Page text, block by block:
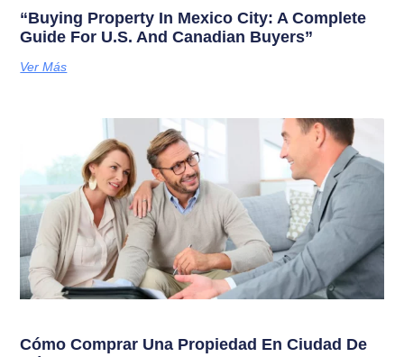
“Buying Property In Mexico City: A Complete
Guide For U.S. And Canadian Buyers”
Ver Más
Cómo Comprar Una Propiedad En Ciudad De